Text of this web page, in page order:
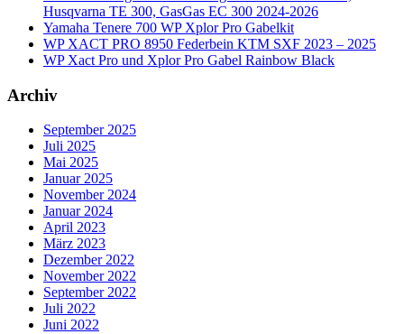
Husqvarna TE 300, GasGas EC 300 2024-2026
Yamaha Tenere 700 WP Xplor Pro Gabelkit
WP XACT PRO 8950 Federbein KTM SXF 2023 – 2025
WP Xact Pro und Xplor Pro Gabel Rainbow Black
Archiv
September 2025
Juli 2025
Mai 2025
Januar 2025
November 2024
Januar 2024
April 2023
März 2023
Dezember 2022
November 2022
September 2022
Juli 2022
Juni 2022